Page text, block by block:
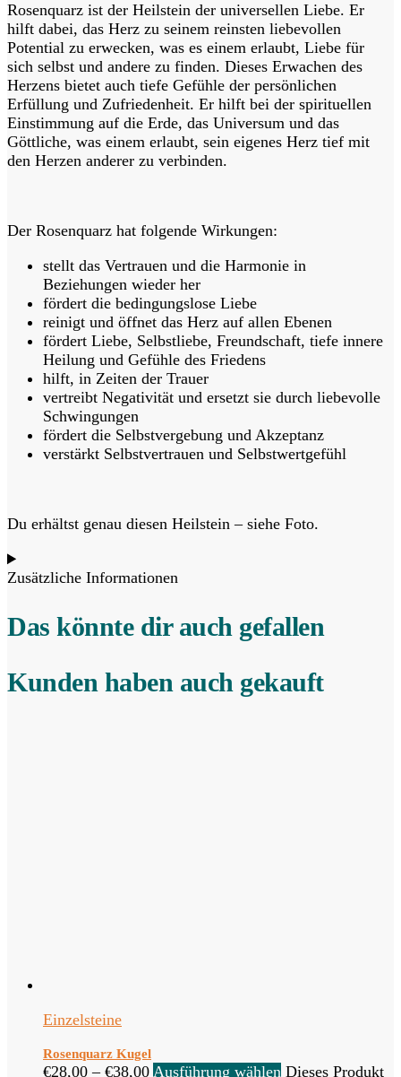
Rosenquarz ist der Heilstein der universellen Liebe. Er
hilft dabei, das Herz zu seinem reinsten liebevollen
Potential zu erwecken, was es einem erlaubt, Liebe für
sich selbst und andere zu finden. Dieses Erwachen des
Herzens bietet auch tiefe Gefühle der persönlichen
Erfüllung und Zufriedenheit. Er hilft bei der spirituellen
Einstimmung auf die Erde, das Universum und das
Göttliche, was einem erlaubt, sein eigenes Herz tief mit
den Herzen anderer zu verbinden.
Der Rosenquarz hat folgende Wirkungen:
stellt das Vertrauen und die Harmonie in
Beziehungen wieder her
fördert die bedingungslose Liebe
reinigt und öffnet das Herz auf allen Ebenen
fördert Liebe, Selbstliebe, Freundschaft, tiefe innere
Heilung und Gefühle des Friedens
hilft, in Zeiten der Trauer
vertreibt Negativität und ersetzt sie durch liebevolle
Schwingungen
fördert die Selbstvergebung und Akzeptanz
verstärkt Selbstvertrauen und Selbstwertgefühl
Du erhältst genau diesen Heilstein – siehe Foto.
Zusätzliche Informationen
Das könnte dir auch gefallen
Kunden haben auch gekauft
Einzelsteine
Rosenquarz Kugel
€28,00 – €38,00 Ausführung wählen Dieses Produkt